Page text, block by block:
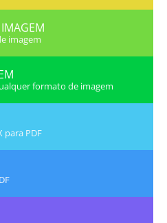
imagem
formato de imagem
para PDF